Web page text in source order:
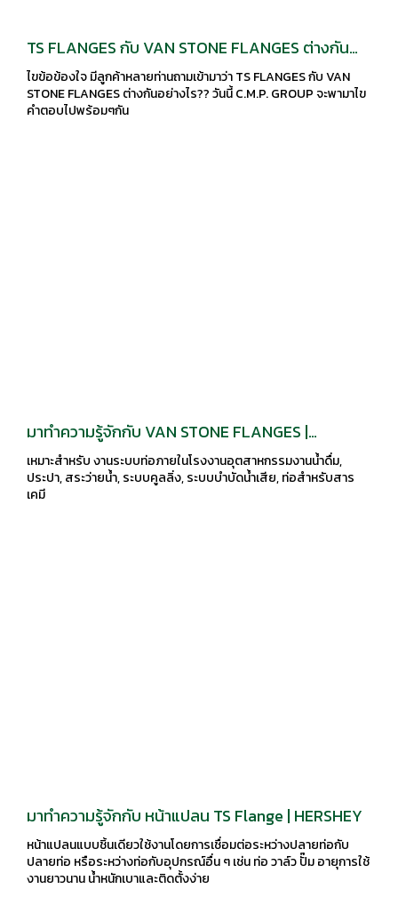
TS FLANGES กับ VAN STONE FLANGES ต่างกัน
อย่างไร??
ไขข้อข้องใจ มีลูกค้าหลายท่านถามเข้ามาว่า TS FLANGES กับ VAN
STONE FLANGES ต่างกันอย่างไร?? วันนี้ C.M.P. GROUP จะพามาไข
คำตอบไปพร้อมๆกัน
มาทำความรู้จักกับ VAN STONE FLANGES​ |
HERSHEY
เหมาะสำหรับ งานระบบท่อภายในโรงงานอุตสาหกรรมงานน้ำดื่ม,
ประปา, สระว่ายน้ำ, ระบบคูลลิ่ง, ระบบบำบัดน้ำเสีย, ท่อสำหรับสาร
เคมี
มาทำความรู้จักกับ หน้าแปลน TS Flange | HERSHEY
หน้าแปลนแบบชิ้นเดียวใช้งานโดยการเชื่อมต่อระหว่างปลายท่อกับ
ปลายท่อ หรือระหว่างท่อกับอุปกรณ์อื่น ๆ เช่น ท่อ วาล์ว ปั๊ม อายุการใช้
งานยาวนาน น้ำหนักเบาและติดตั้งง่าย